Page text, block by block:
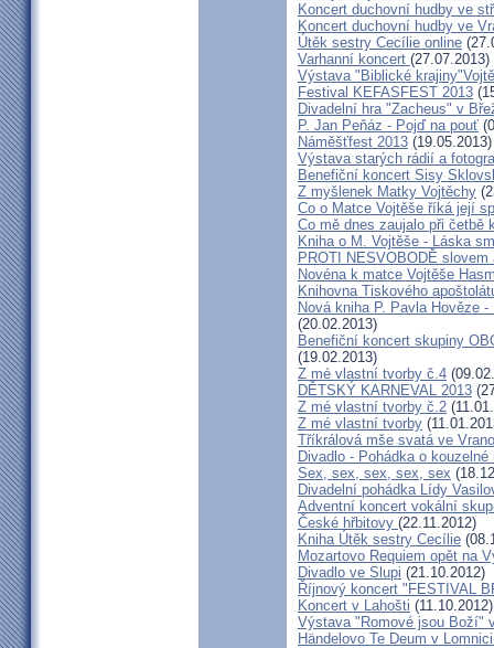
Koncert duchovní hudby ve
Koncert duchovní hudby ve
Útěk sestry Cecílie online
Varhanní koncert (27.07.2013)
Výstava "Biblické
Festival KEFASFEST 2013
Divadelní hra "Zacheus" v
P. Jan Peňáz - Pojď na pouť
Náměšťfest 2013 (19.05.2013)
Výstava starých rádií a
Benefiční koncert Sisy
Z myšlenek Matky Vojtěchy
Co o Matce Vojtěše říká její
Co mě dnes zaujalo při
Kniha o M. Vojtěše - Láska
PROTI NESVOBODĚ slovem
Novéna k matce Vojtěše
Knihovna Tiskového
Nová kniha P. Pavla Hověze
(20.02.2013)
Benefiční koncert skupiny
(19.02.2013)
Z mé vlastní tvorby č.4
DĚTSKÝ KARNEVAL 2013
Z mé vlastní tvorby č.2
Z mé vlastní tvorby
Tříkrálová mše svatá ve
Divadlo - Pohádka o
Sex, sex, sex, sex, sex
Divadelní pohádka Lídy
Adventní koncert vokální
České hřbitovy (22.11.2012)
Kniha Útěk sestry Cecílie
Mozartovo Requiem opět na
Divadlo ve Slupi (21.10.2012)
Říjnový koncert "FESTIVAL
Koncert v Lahošti (11.10.2012)
Výstava "Romové jsou Boží"
Händelovo Te Deum v